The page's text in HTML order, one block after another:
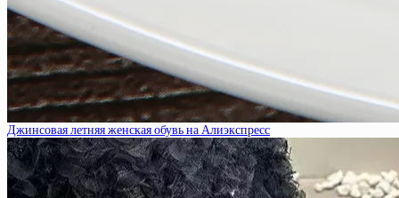
Джинсовая летняя женская обувь на Алиэкспресс